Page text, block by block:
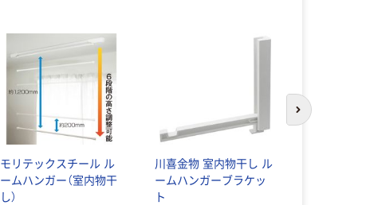
モリテックスチール ル
ームハンガー（室内物干
し）
川喜金物 室内物干し ル
ームハンガーブラケッ
ト
次のスライド